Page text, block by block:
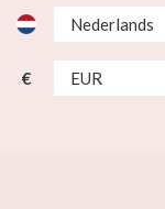
€